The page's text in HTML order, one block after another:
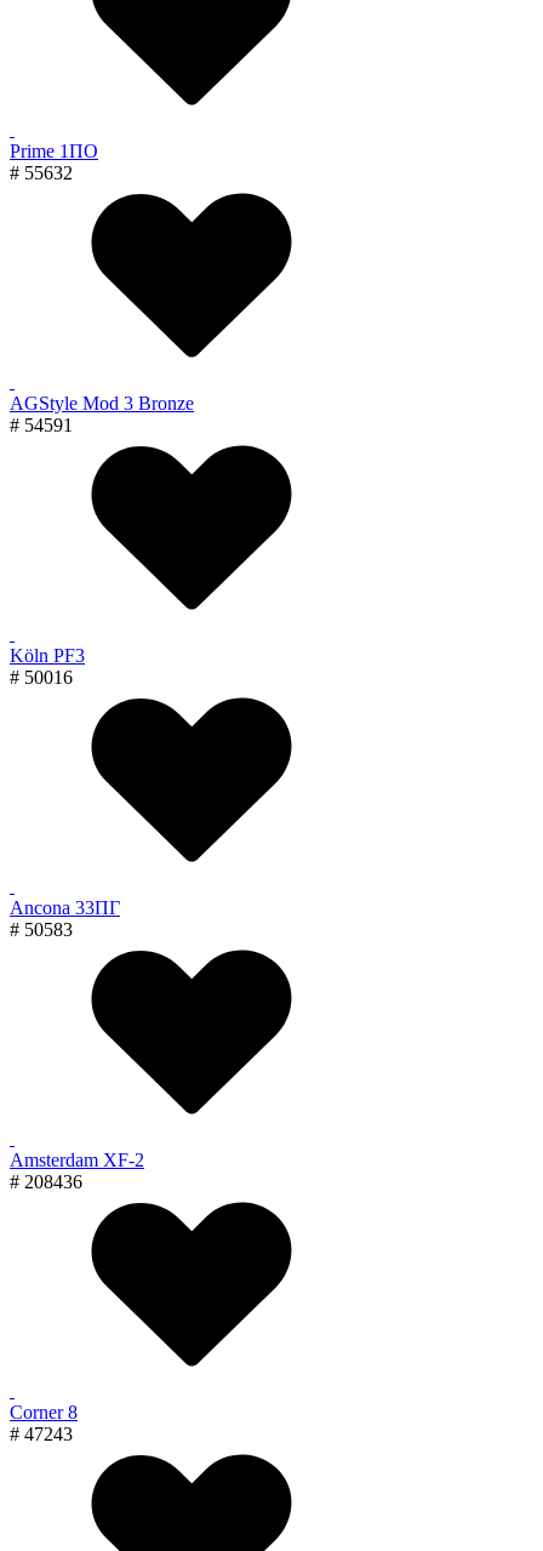
Prime 1ПО
# 55632
AGStyle Mod 3 Bronze
# 54591
Köln PF3
# 50016
Ancona 33ПГ
# 50583
Amsterdam XF-2
# 208436
Corner 8
# 47243